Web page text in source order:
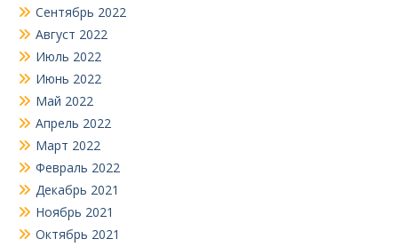
Сентябрь 2022
Август 2022
Июль 2022
Июнь 2022
Май 2022
Апрель 2022
Март 2022
Февраль 2022
Декабрь 2021
Ноябрь 2021
Октябрь 2021